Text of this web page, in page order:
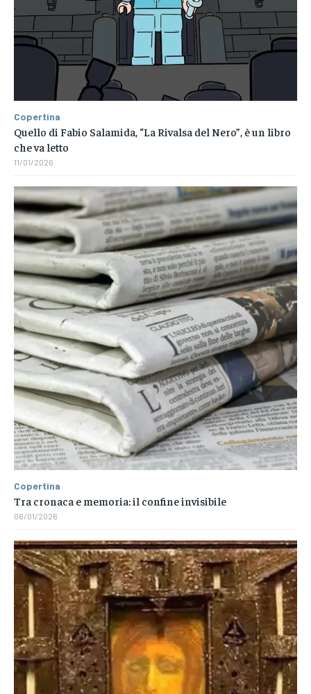
Copertina
Quello di Fabio Salamida, “La Rivalsa del Nero”, è un libro
che va letto
11/01/2026
Copertina
Tra cronaca e memoria: il confine invisibile
06/01/2026